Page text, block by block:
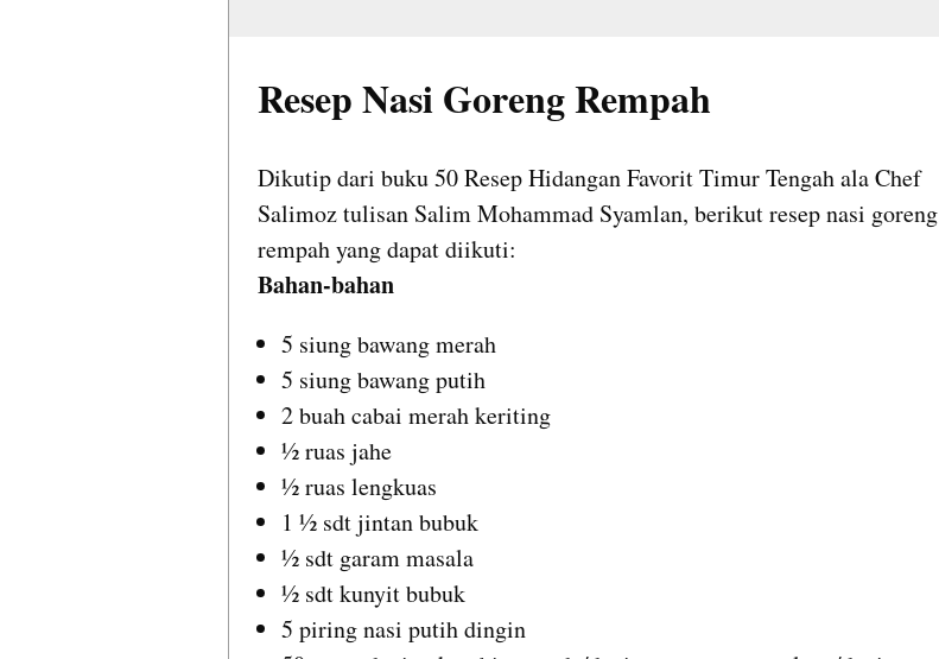
Resep Nasi Goreng Rempah
Dikutip dari buku 50 Resep Hidangan Favorit Timur Tengah ala Chef
Salimoz tulisan Salim Mohammad Syamlan, berikut resep nasi goreng
rempah yang dapat diikuti:
Bahan-bahan
5 siung bawang merah
5 siung bawang putih
2 buah cabai merah keriting
½ ruas jahe
½ ruas lengkuas
1 ½ sdt jintan bubuk
½ sdt garam masala
½ sdt kunyit bubuk
5 piring nasi putih dingin